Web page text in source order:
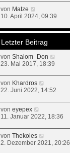
von Matze
10. April 2024, 09:39
Letzter Beitrag
vonShalom_Don
23. Mai 2017, 18:39
von Khardros
22. Juni 2022, 14:52
voneyepex
11. Januar 2022, 18:36
vonThekoles
2. Dezember 2021, 20:26